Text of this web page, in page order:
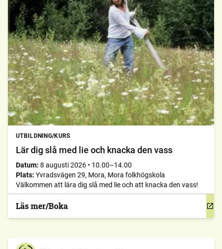
UTBILDNING/KURS
Lär dig slå med lie och knacka den vass
Datum: 8 augusti 2026 • 10.00–14.00
Plats: Yvradsvägen 29, Mora, Mora folkhögskola
Välkommen att lära dig slå med lie och att knacka den vass!
Läs mer/Boka